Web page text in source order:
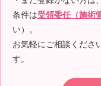
条件は受領委任（施術
い）。
お気軽にご相談くださ
す。